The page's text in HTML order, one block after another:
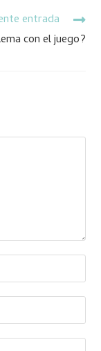
entrada
con el juego?